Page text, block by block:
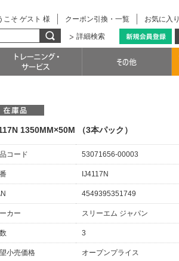
お気に入り
クーポン引換・一覧
こそ ゲスト 様
詳細検索
1350MM×50M （3本パック）
コード 53071656-00003
IJ4117N
4549395351749
カー スリーエム ジャパン
3
小売価格 オープンプライス